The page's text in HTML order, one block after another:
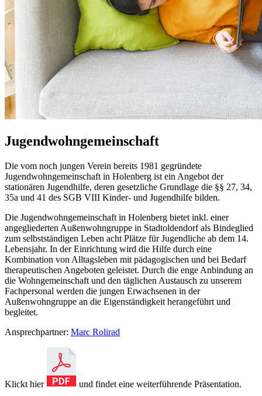
Jugendwohngemeinschaft
Die vom noch jungen Verein bereits 1981 gegründete
Jugendwohngemeinschaft in Holenberg ist ein Angebot der
stationären Jugendhilfe, deren gesetzliche Grundlage die §§ 27, 34,
35a und 41 des SGB VIII Kinder- und Jugendhilfe bilden.
Die Jugendwohngemeinschaft in Holenberg bietet inkl. einer
angegliederten Außenwohngruppe in Stadtoldendorf als Bindeglied
zum selbstständigen Leben acht Plätze für Jugendliche ab dem 14.
Lebensjahr. In der Einrichtung wird die Hilfe durch eine
Kombination von Alltagsleben mit pädagogischen und bei Bedarf
therapeutischen Angeboten geleistet. Durch die enge Anbindung an
die Wohngemeinschaft und den täglichen Austausch zu unserem
Fachpersonal werden die jungen Erwachsenen in der
Außenwohngruppe an die Eigenständigkeit herangeführt und
begleitet.
Ansprechpartner: Marc Rolirad
Klickt hier und findet eine weiterführende Präsentation.